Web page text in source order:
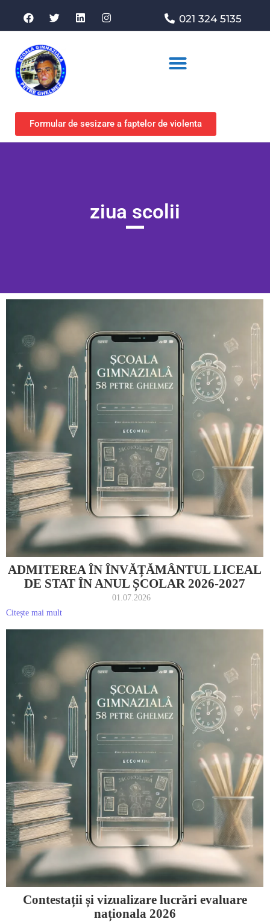
021 324 5135
Formular de sesizare a faptelor de violenta
ziua scolii
ADMITEREA ÎN ÎNVĂȚĂMÂNTUL LICEAL
DE STAT ÎN ANUL ȘCOLAR 2026-2027
01.07.2026
Citește mai mult
Contestații și vizualizare lucrări evaluare
naționala 2026